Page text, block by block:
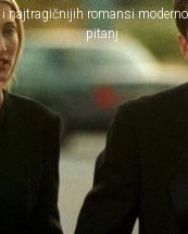
najtragičnijih romansi
pitanj